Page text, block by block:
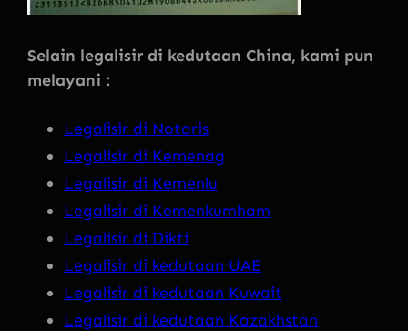
Selain legalisir di kedutaan China, kami pun
melayani :
Legalisir di Notaris
Legalisir di Kemenag
Legalisir di Kemenlu
Legalisir di Kemenkumham
Legalisir di Dikti
Legalisir di kedutaan UAE
Legalisir di kedutaan Kuwait
Legalisir di kedutaan Kazakhstan